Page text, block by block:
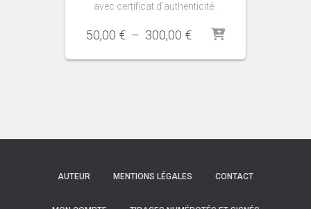
avec certificat d’authenticité .
50,00 € – 300,00 €Plage
prix :
AUTEUR MENTIONS LÉGALES CONTACT